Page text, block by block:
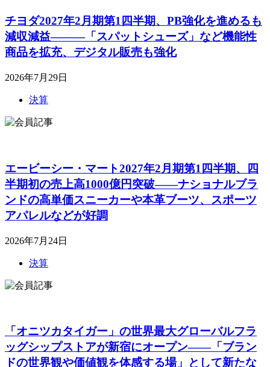
チヨダ2027年2月期第1四半期、PB強化を進めるも
減収減益―――「スパットシューズ」など機能性
商品を拡充、デジタル販売も強化
2026年7月29日
決算
エービーシー・マート2027年2月期第1四半期、四
半期初の売上高1000億円突破――ナショナルブラ
ンドの高単価スニーカーや本革ブーツ、スポーツ
アパレルなどが好調
2026年7月24日
決算
「オニツカタイガー」の世界最大グローバルフラ
ッグシップストアが新宿にオープン――「ブラン
ドの世界観や価値観を体感する場」として新たな